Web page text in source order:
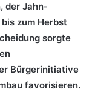
der Jahn-
zum Herbst
sorgte
Bürgerinitiative
favorisieren.